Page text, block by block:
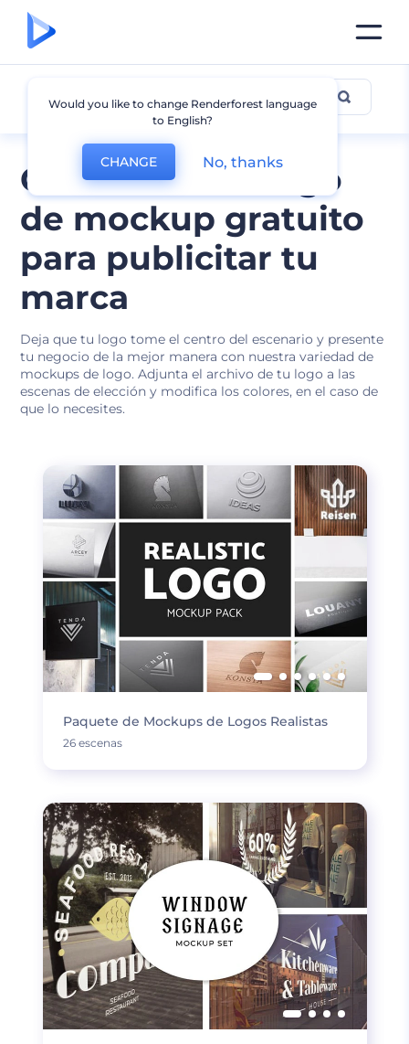
Generador de logo
de mockup gratuito
para publicitar tu
marca
Deja que tu logo tome el centro del escenario y presente
tu negocio de la mejor manera con nuestra variedad de
mockups de logo. Adjunta el archivo de tu logo a las
escenas de elección y modifica los colores, en el caso de
que lo necesites.
Mockup de logo
Paquete de Mockups de Logos Realistas
26 escenas
Would you like to change Renderforest language
to English?
CHANGE No, thanks